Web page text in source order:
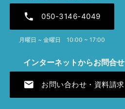
2024年12月 [1]
2024年7月 [1]
2023年12月 [1]
2023年7月 [1]
phone 050-3146-4049
月曜日 ~ 金曜日 10:00 ~ 17:00
インターネットからお問合せ
mail お問い合わせ・資料請求